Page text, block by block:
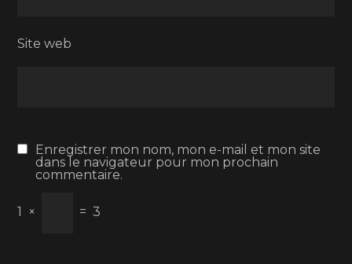
Site web
Enregistrer mon nom, mon e-mail et mon site
dans le navigateur pour mon prochain
commentaire.
1 × = 3